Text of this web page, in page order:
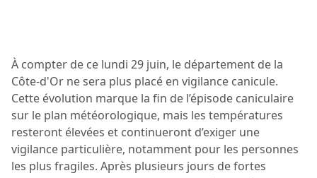
À compter de ce lundi 29 juin, le département de la
Côte-d'Or ne sera plus placé en vigilance canicule.
Cette évolution marque la fin de l’épisode caniculaire
sur le plan météorologique, mais les températures
resteront élevées et continueront d’exiger une
vigilance particulière, notamment pour les personnes
les plus fragiles. Après plusieurs jours de fortes